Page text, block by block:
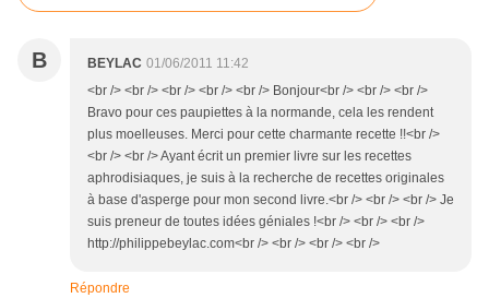
B BEYLAC 01/06/2011 11:42
<br /> <br /> <br /> <br /> <br /> Bonjour<br /> <br /> <br />
Bravo pour ces paupiettes à la normande, cela les rendent
plus moelleuses. Merci pour cette charmante recette !!<br />
<br /> <br /> Ayant écrit un premier livre sur les recettes
aphrodisiaques, je suis à la recherche de recettes originales
à base d'asperge pour mon second livre.<br /> <br /> <br /> Je
suis preneur de toutes idées géniales !<br /> <br /> <br />
http://philippebeylac.com<br /> <br /> <br /> <br />
Répondre